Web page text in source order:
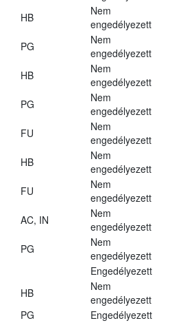
HB
Nem
engedélyezett
PG
Nem
engedélyezett
HB
Nem
engedélyezett
PG
Nem
engedélyezett
FU
Nem
engedélyezett
HB
Nem
engedélyezett
FU
Nem
engedélyezett
AC, IN
Nem
engedélyezett
PG
Nem
engedélyezett
Engedélyezett
HB
Nem
engedélyezett
PG Engedélyezett